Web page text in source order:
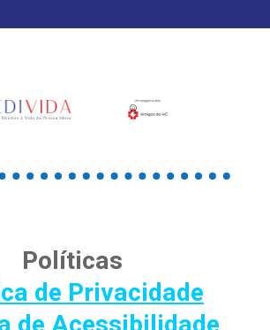
Políticas
de Privacidade